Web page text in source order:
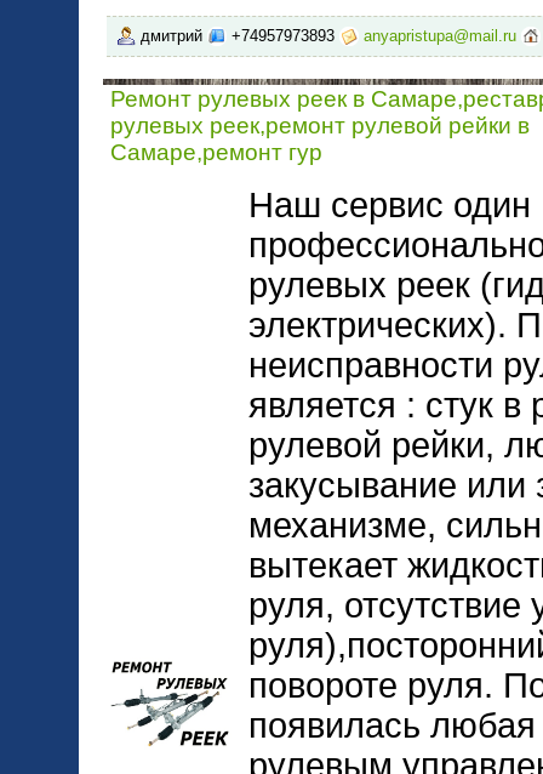
дмитрий +74957973893 anyapristupa@mail.ru
Ремонт рулевых реек в
рулевых реек,ремонт рулевой рейки в
Самаре,ремонт гур
Наш сервис один
рулевых реек
электрических).
неисправности
является : стук в
рулевой рейки,
закусывание или
механизме,
вытекает
руля, отсутствие
повороте руля.
появилась любая
рулевым